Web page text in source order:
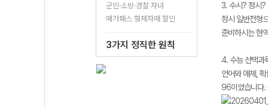
군인·소방·경찰 자녀
메가패스 형제자매 할인
3가지 정직한 원칙
3. 수시? 정시?
정시 일반전형
준비하시는 현
4. 수능 선택과
언어와 매체,
96이었습니다.